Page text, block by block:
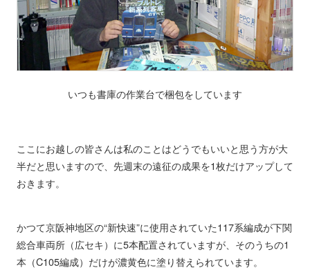
いつも書庫の作業台で梱包をしています
ここにお越しの皆さんは私のことはどうでもいいと思う方が大
半だと思いますので、先週末の遠征の成果を1枚だけアップして
おきます。
かつて京阪神地区の“新快速”に使用されていた117系編成が下関
総合車両所（広セキ）に5本配置されていますが、そのうちの1
本（C105編成）だけが濃黄色に塗り替えられています。